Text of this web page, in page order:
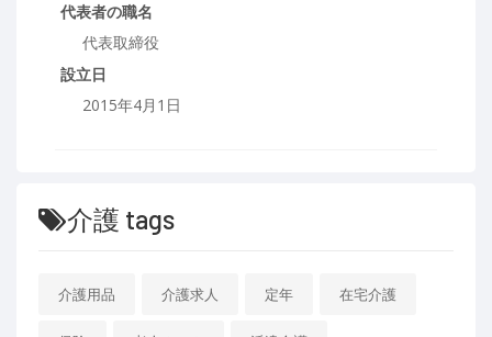
代表者の職名
代表取締役
設立日
2015年4月1日
介護 tags
介護用品 介護求人 定年 在宅介護